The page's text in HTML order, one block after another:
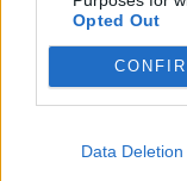
Opted Out
Data Deletion
Σταμάτη
και η…
09:00 - 12 Ιουλίου
Όταν ο
με χαρά